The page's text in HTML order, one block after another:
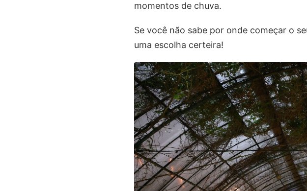
momentos de chuva.
Se você não sabe por onde começar o
uma escolha certeira!